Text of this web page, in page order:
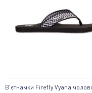
В'єтнамки Firefly Vyana